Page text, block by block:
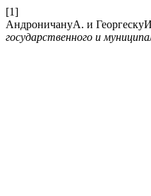
[1]
АндроничануА. и
государственного и